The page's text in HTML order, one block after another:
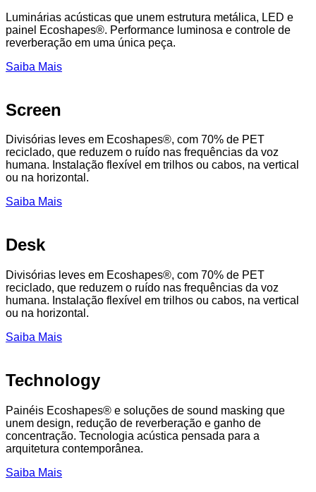
Luminárias acústicas que unem estrutura metálica, LED e
painel Ecoshapes®. Performance luminosa e controle de
reverberação em uma única peça.
Saiba Mais
Screen
Divisórias leves em Ecoshapes®, com 70% de PET
reciclado, que reduzem o ruído nas frequências da voz
humana. Instalação flexível em trilhos ou cabos, na vertical
ou na horizontal.
Saiba Mais
Desk
Divisórias leves em Ecoshapes®, com 70% de PET
reciclado, que reduzem o ruído nas frequências da voz
humana. Instalação flexível em trilhos ou cabos, na vertical
ou na horizontal.
Saiba Mais
Technology
Painéis Ecoshapes® e soluções de sound masking que
unem design, redução de reverberação e ganho de
concentração. Tecnologia acústica pensada para a
arquitetura contemporânea.
Saiba Mais